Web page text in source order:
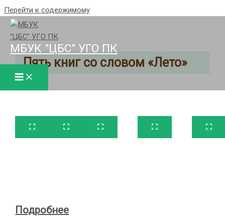
Перейти к содержимому
МБУК "ЦБС" УГО ПК
Пять книг со словом «Лето»
Подробнее